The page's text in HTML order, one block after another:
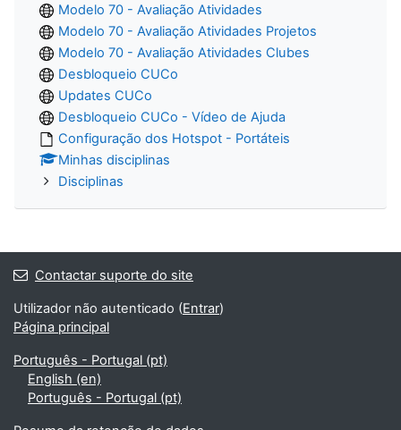
Modelo 70 - Avaliação Atividades
Modelo 70 - Avaliação Atividades Projetos
Modelo 70 - Avaliação Atividades Clubes
Desbloqueio CUCo
Updates CUCo
Desbloqueio CUCo - Vídeo de Ajuda
Configuração dos Hotspot - Portáteis
Minhas disciplinas
Disciplinas
Contactar suporte do site
Utilizador não autenticado (Entrar)
Página principal
Português - Portugal ‎(pt)‎
English ‎(en)‎
Português - Portugal ‎(pt)‎